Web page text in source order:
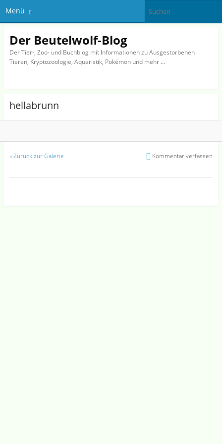
Menü
Der Beutelwolf-Blog
Der Tier-, Zoo- und Buchblog mit Informationen zu Ausgestorbenen
Tieren, Kryptozoologie, Aquaristik, Pokémon und mehr …
hellabrunn
«Zurück zur Galerie Kommentar verfassen